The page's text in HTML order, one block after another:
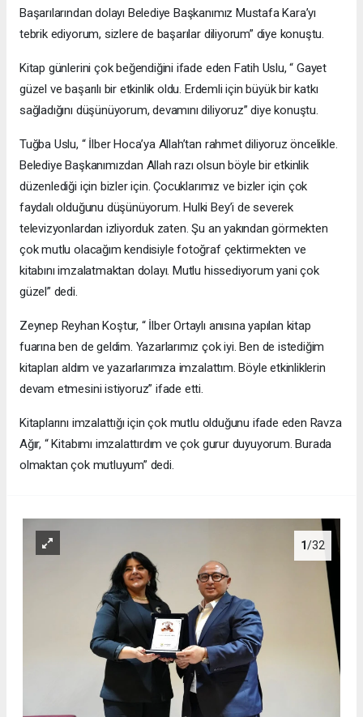
Başarılarından dolayı Belediye Başkanımız Mustafa Kara’yı
tebrik ediyorum, sizlere de başarılar diliyorum” diye konuştu.
Kitap günlerini çok beğendiğini ifade eden Fatih Uslu, “ Gayet
güzel ve başarılı bir etkinlik oldu. Erdemli için büyük bir katkı
sağladığını düşünüyorum, devamını diliyoruz” diye konuştu.
Tuğba Uslu, “ İlber Hoca’ya Allah’tan rahmet diliyoruz öncelikle.
Belediye Başkanımızdan Allah razı olsun böyle bir etkinlik
düzenlediği için bizler için. Çocuklarımız ve bizler için çok
faydalı olduğunu düşünüyorum. Hulki Bey’i de severek
televizyonlardan izliyorduk zaten. Şu an yakından görmekten
çok mutlu olacağım kendisiyle fotoğraf çektirmekten ve
kitabını imzalatmaktan dolayı. Mutlu hissediyorum yani çok
güzel” dedi.
Zeynep Reyhan Koştur, “ İlber Ortaylı anısına yapılan kitap
fuarına ben de geldim. Yazarlarımız çok iyi. Ben de istediğim
kitapları aldım ve yazarlarımıza imzalattım. Böyle etkinliklerin
devam etmesini istiyoruz” ifade etti.
Kitaplarını imzalattığı için çok mutlu olduğunu ifade eden Ravza
Ağır, “ Kitabımı imzalattırdım ve çok gurur duyuyorum. Burada
olmaktan çok mutluyum” dedi.
1/32